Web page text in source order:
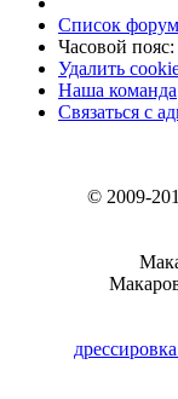
Список
Часовой пояс:
Удалить
Наша команда
Связаться с
© 2009-